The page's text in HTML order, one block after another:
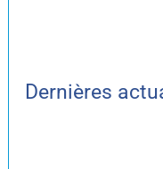
Dernières